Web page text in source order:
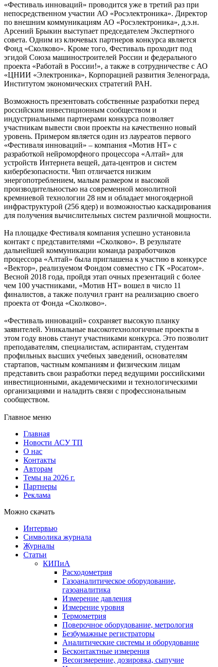
«Фестиваль инноваций» проводится уже в третий раз при
непосредственном участии АО «Росэлектроника». Директор
по внешним коммуникациям АО «Росэлектроника», д.э.н.
Арсений Брыкин выступает председателем Экспертного
совета. Одним из ключевых партнеров конкурса является
Фонд «Сколково». Кроме того, Фестиваль проходит под
эгидой Союза машиностроителей России и федерального
проекта «Работай в России!», а также в сотрудничестве с АО
«ЦНИИ «Электроника», Корпорацией развития Зеленограда,
Институтом экономических стратегий РАН.
Возможность презентовать собственные разработки перед
российским инвестиционным сообществом и
индустриальными партнерами конкурса позволяет
участникам вывести свои проекты на качественно новый
уровень. Примером является один из лауреатов первого
«Фестиваля инноваций» – компания «Мотив НТ» с
разработкой нейроморфного процессора «Алтай» для
устройств Интернета вещей, дата-центров и систем
кибербезопасности. Чип отличается низким
энергопотреблением, малым размером и высокой
производительностью на современной монолитной
кремниевой технологии 28 нм и обладает многоядерной
инфраструктурой (256 ядер) и возможностью каскадирования
для получения вычислительных систем различной мощности.
На площадке Фестиваля компания успешно установила
контакт с представителями «Сколково». В результате
дальнейшей коммуникации команда разработчиков
процессора «Алтай» была приглашена к участию в конкурсе
«Вектор», реализуемом Фондом совместно с ГК «Росатом».
Весной 2018 года, пройдя этап очных презентаций с более
чем 100 участниками, «Мотив НТ» вошел в число 11
финалистов, а также получил грант на реализацию своего
проекта от Фонда «Сколково».
«Фестиваль инноваций» сохраняет высокую планку
заявителей. Уникальные высокотехнологичные проекты в
этом году вновь станут участниками конкурса. Это позволит
преподавателям, специалистам, аспирантам, студентам
профильных высших учебных заведений, основателям
стартапов, частным компаниям и физическим лицам
представить свои разработки перед ведущими российскими
инвестиционными, академическими и технологическими
организациями и наладить связи с профессиональным
сообществом.
Главное меню
Главная
Новости АСУ ТП
О нас
Контакты
Авторам
Темы на 2026 г.
Партнеры
Реклама
Можно скачать
Интервью
Символика журнала
Журналы
Статьи
КИПиА
Расходометрия
Газоаналитическое оборудование,
газоаналитика
Измерение давления
Измерение уровня
Термометрия
Поверочное оборудование, метрология
Безбумажные регистраторы
Аналитические системы и оборудование
Бесконтактные измерения
Весоизмерение, дозировка, сыпучие